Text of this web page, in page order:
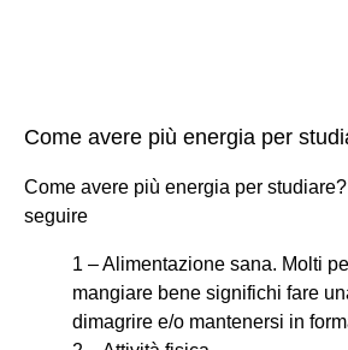
Come avere più energia per
Come avere più energia per
seguire
1 – Alimentazione sana. Molti
mangiare bene significhi fare
dimagrire e/o mantenersi in